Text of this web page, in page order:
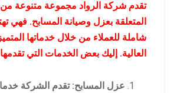
تقدم شركة الرواد مجموعة متنوعة
المتعلقة بعزل وصيانة المسابح. فهي
شاملة للعملاء من خلال خدماتها
العالية. إليك بعض الخدمات التي
عزل المسابح: تقدم الشركة